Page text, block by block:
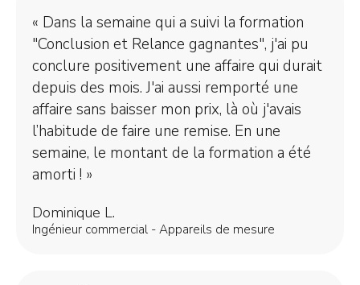
« Dans la semaine qui a suivi la formation
"Conclusion et Relance gagnantes", j'ai pu
conclure positivement une affaire qui durait
depuis des mois. J'ai aussi remporté une
affaire sans baisser mon prix, là où j'avais
l’habitude de faire une remise. En une
semaine, le montant de la formation a été
amorti ! »
Dominique L.​
Ingénieur commercial - Appareils de mesure ​